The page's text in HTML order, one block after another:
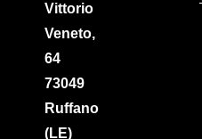
Vittorio
Veneto,
64
73049
Ruffano
(LE)